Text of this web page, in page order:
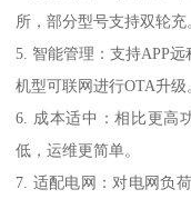
所，部分型号支持双轮充
5. 智能管理：支持APP
机型可联网进行OTA升级
6. 成本适中：相比更高
低，运维更简单。
7. 适配电网：对电网负